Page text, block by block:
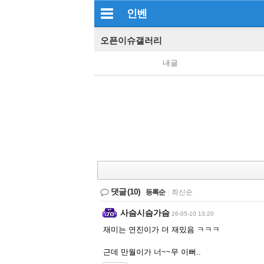
인벤
오픈이슈갤러리
내글
댓글(10) 등록순 최신순
사슴시슴가슴 26-05-10 13:20
재미는 연진이가 더 재밌음 ㅋㅋㅋ
근데 만월이가 너~~무 이뻐..